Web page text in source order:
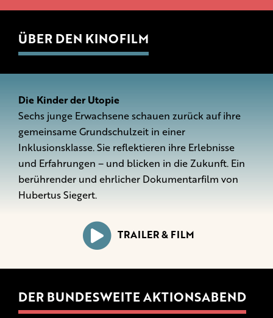
ÜBER DEN KINOFILM
Die Kinder der Utopie
Sechs junge Erwachsene schauen zurück auf ihre
gemeinsame Grundschulzeit in einer
Inklusionsklasse. Sie reflektieren ihre Erlebnisse
und Erfahrungen – und blicken in die Zukunft. Ein
berührender und ehrlicher Dokumentarfilm von
Hubertus Siegert.
TRAILER & FILM
DER BUNDESWEITE AKTIONSABEND